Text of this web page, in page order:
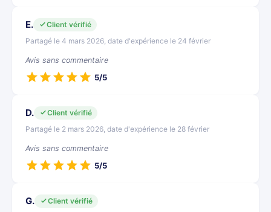
E.
Client vérifié
Partagé le 4 mars 2026, date d'expérience le 24 février
Avis sans commentaire
5/5
D.
Client vérifié
Partagé le 2 mars 2026, date d'expérience le 28 février
Avis sans commentaire
5/5
G.
Client vérifié